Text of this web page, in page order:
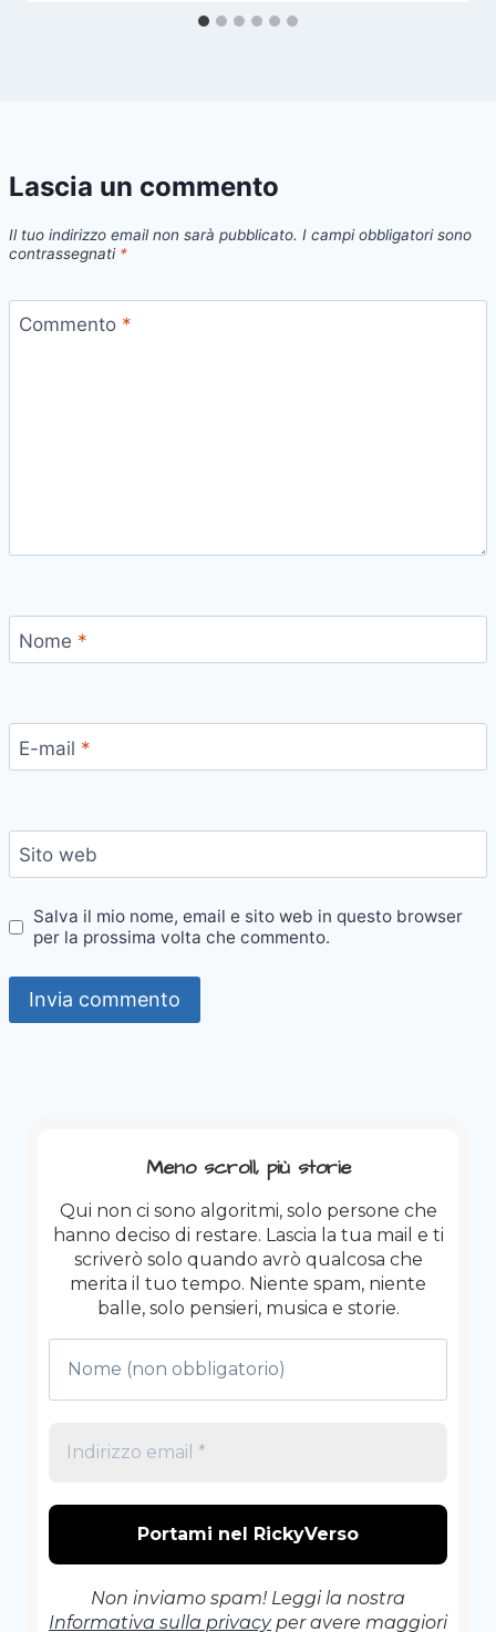
Lascia un commento
Il tuo indirizzo email non sarà pubblicato. I campi obbligatori sono
contrassegnati *
Commento *
Nome *
E-mail *
Sito web
Salva il mio nome, email e sito web in questo browser
per la prossima volta che commento.
Meno scroll, più storie
Qui non ci sono algoritmi, solo persone che
hanno deciso di restare. Lascia la tua mail e ti
scriverò solo quando avrò qualcosa che
merita il tuo tempo. Niente spam, niente
balle, solo pensieri, musica e storie.
Non inviamo spam! Leggi la nostra
Informativa sulla privacyper avere maggiori